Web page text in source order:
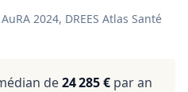
2024, DREES Atlas Santé
de24 285 € par an